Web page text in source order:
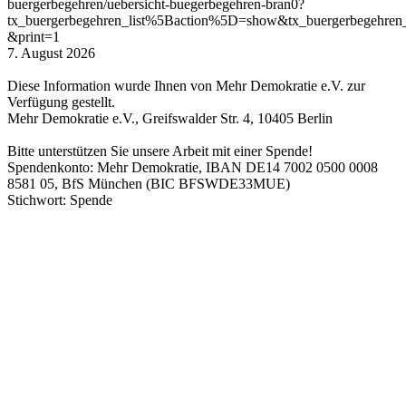
buergerbegehren/uebersicht-buegerbegehren-bran0?
&print=1
7. August 2026
Diese Information wurde Ihnen von Mehr Demokratie e.V. zur
Verfügung gestellt.
Mehr Demokratie e.V., Greifswalder Str. 4, 10405 Berlin
Bitte unterstützen Sie unsere Arbeit mit einer Spende!
Spendenkonto: Mehr Demokratie, IBAN DE14 7002 0500 0008
8581 05, BfS München (BIC BFSWDE33MUE)
Stichwort: Spende